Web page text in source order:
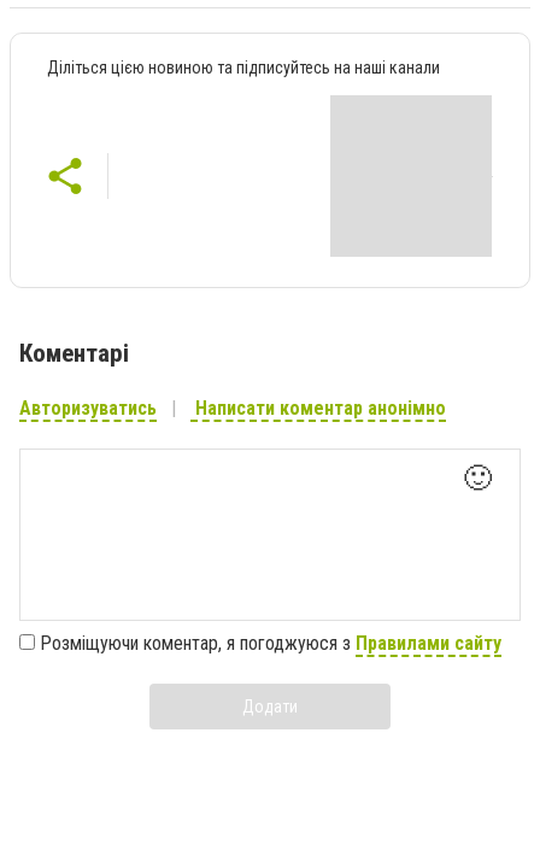
Діліться цією новиною та підписуйтесь на наші канали
Коментарі
Авторизуватись Написати коментар анонімно
🙂
Розміщуючи коментар, я погоджуюся з Правилами сайту
Додати